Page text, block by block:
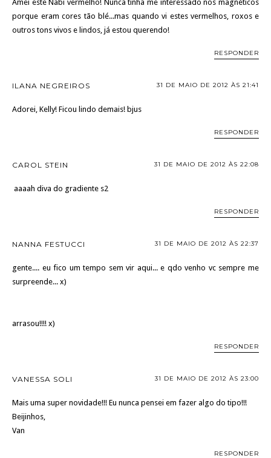
Amei este Nabi vermelho! Nunca tinha me interessado nos magnéticos
porque eram cores tão blé...mas quando vi estes vermelhos, roxos e
outros tons vivos e lindos, já estou querendo!
RESPONDER
ILANA NEGREIROS 31 DE MAIO DE 2012 ÀS 21:41
Adorei, Kelly! Ficou lindo demais! bjus
RESPONDER
CAROL STEIN 31 DE MAIO DE 2012 ÀS 22:08
aaaah diva do gradiente s2
RESPONDER
NANNA FESTUCCI 31 DE MAIO DE 2012 ÀS 22:37
gente.... eu fico um tempo sem vir aqui... e qdo venho vc sempre me
surpreende... x)
arrasou!!!! x)
RESPONDER
VANESSA SOLI 31 DE MAIO DE 2012 ÀS 23:00
Mais uma super novidade!!! Eu nunca pensei em fazer algo do tipo!!!
Beijinhos,
Van
RESPONDER